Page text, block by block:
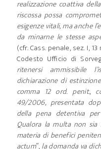
realizzazione coattiva
riscossa possa
esigenze vitali, ma anche
da minarne le stesse
(cfr. Cass. penale, sez. I,
Codesto Ufficio di
ritenersi ammissibile
dichiarazione di
comma 12 ord. penit.,
49/2006, presentata
della pena detentiva
Qualora la multa non sia
materia di benefici
actum”, la domanda va